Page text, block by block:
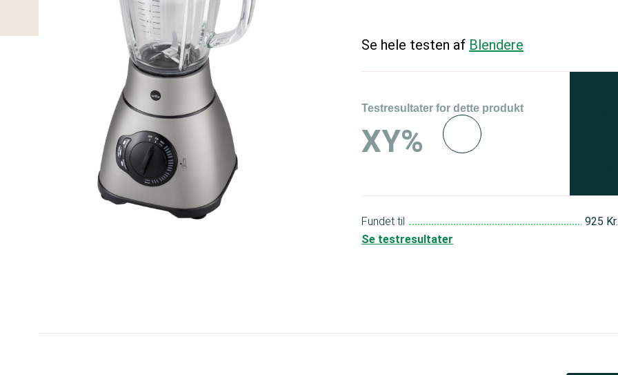
Se hele testen af Blendere
Testresultater for dette produkt
XY%
Fundet til
925 Kr.
Se testresultater